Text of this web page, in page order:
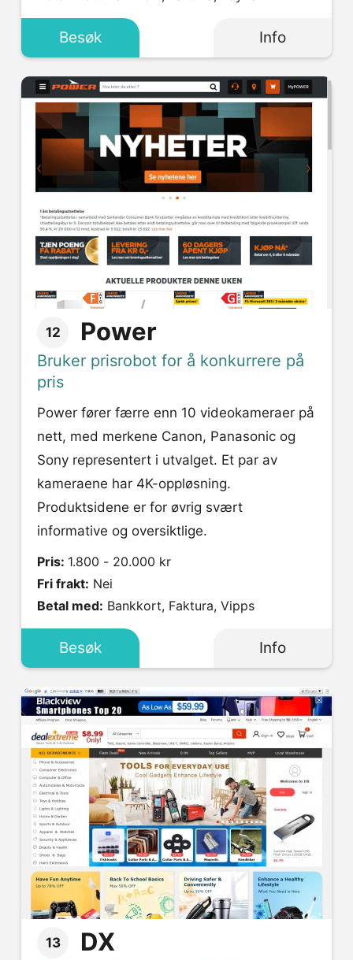
Besøk Info
12 Power
Bruker prisrobot for å konkurrere på
pris
Power fører færre enn 10 videokameraer på
nett, med merkene Canon, Panasonic og
Sony representert i utvalget. Et par av
kameraene har 4K-oppløsning.
Produktsidene er for øvrig svært
informative og oversiktlige.
Pris: 1.800 - 20.000 kr
Fri frakt: Nei
Betal med: Bankkort, Faktura, Vipps
Besøk Info
13 DX